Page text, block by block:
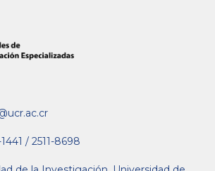
1441 / 2511-8698